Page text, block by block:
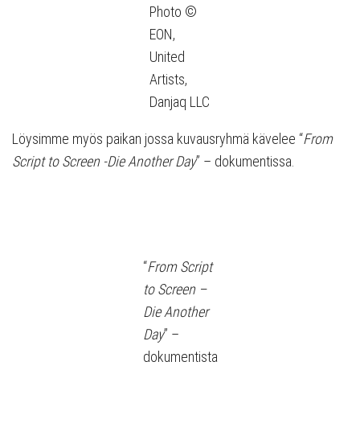
Photo ©
EON,
United
Artists,
Danjaq LLC
Löysimme myös paikan jossa kuvausryhmä kävelee “From
Script to Screen -Die Another Day” – dokumentissa.
“From Script
to Screen –
Die Another
Day” –
dokumentista